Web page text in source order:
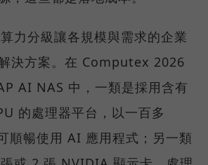
力分級讓各規模與需求的企業
決方案。在 Computex 2026
AI NAS 中，一類是採用含有
的處理器平台，以一百多
順暢使用 AI 應用程式；另一類